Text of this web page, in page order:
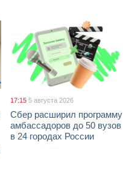
17:15 5 августа 2026
Сбер расширил программу
амбассадоров до 50 вузов
в 24 городах России